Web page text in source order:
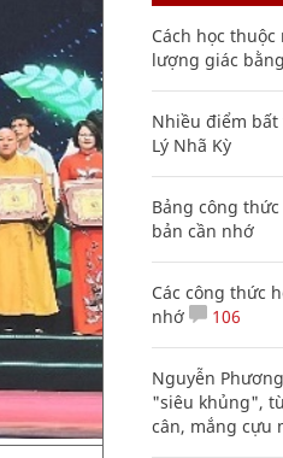
Cách học
lượng giác
Nhiều điểm
Lý Nhã Kỳ
Bảng công
bản cần nhớ
Các công thức
nhớ
106
Nguyễn
"siêu khủng",
cân, mắng cựu